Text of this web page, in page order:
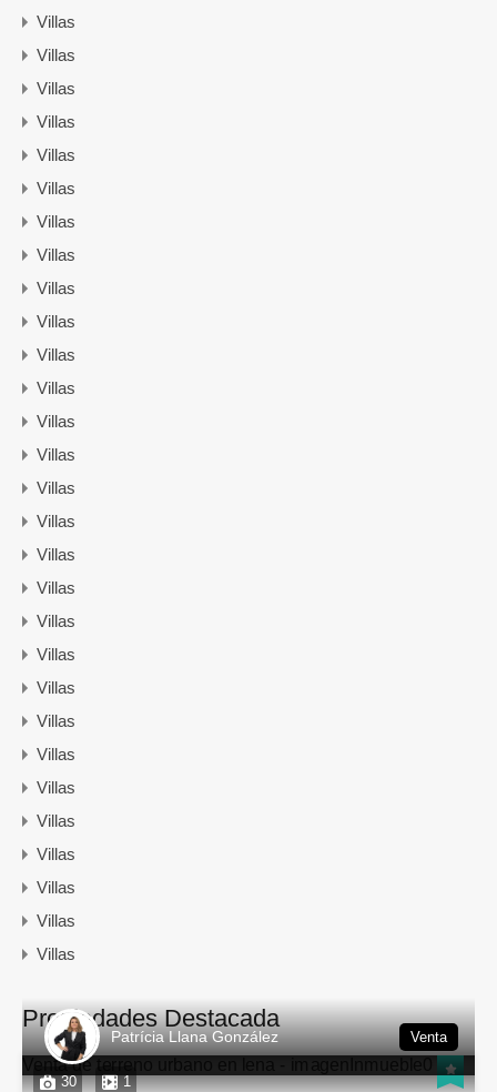
Villas
Villas
Villas
Villas
Villas
Villas
Villas
Villas
Villas
Villas
Villas
Villas
Villas
Villas
Villas
Villas
Villas
Villas
Villas
Villas
Villas
Villas
Villas
Villas
Villas
Villas
Villas
Villas
Villas
Propiedades Destacada
30 1
Patrícia Llana González Venta